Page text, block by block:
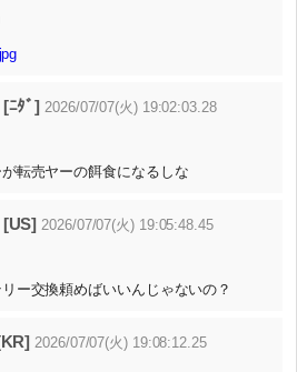
ﾆﾀﾞ] 2026/07/07(火) 19:02:03.28
転売ヤーの餌食になるしな
[US] 2026/07/07(火) 19:05:48.45
ー交換頼めばいいんじゃないの？
2026/07/07(火) 19:08:12.25